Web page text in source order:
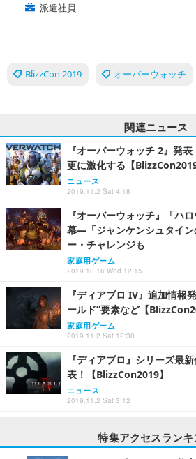
派遣社員
BlizzCon 2019 オーバーウォッチ
関連ニュース
『オーバーウォッチ 2』発
更に激化する【BlizzCon2019
ニュース
2019.11.2 Sat 4:18
『オーバーウォッチ』「ハ
幕―「ジャンケンシュタイン
ー・チャレンジも
家庭用ゲーム
2019.10.16 Wed 12:15
『ディアブロ IV』追加情報
ールド”要素など【
家庭用ゲーム
2019.11.2 Sat 12:30
『ディアブロ』シリーズ最
表！【BlizzCon2019】
ニュース
2019.11.2 Sat 3:12
特集アクセスランキ